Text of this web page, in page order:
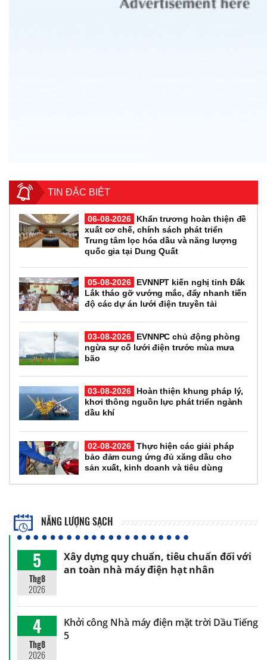
TIN ĐẶC BIỆT
06-08-2026
Khẩn trương hoàn thiện đề
xuất cơ chế, chính sách phát triển
Trung tâm lọc hóa dầu và năng lượng
quốc gia tại Dung Quất
05-08-2026
EVNNPT kiến nghị tỉnh Đắk
Lắk tháo gỡ vướng mắc, đẩy nhanh tiến
độ các dự án lưới điện truyền tải
03-08-2026
EVNNPC chủ động phòng
ngừa sự cố lưới điện trước mùa mưa
bão
03-08-2026
Hoàn thiện khung pháp lý,
khơi thông nguồn lực phát triển ngành
dầu khí
02-08-2026 Thực hiện các giải pháp
bảo đảm cung ứng đủ xăng dầu cho
sản xuất, kinh doanh và tiêu dùng
NĂNG LƯỢNG SẠCH
5
Thg8
2026
Xây dựng quy chuẩn, tiêu chuẩn đối với
an toàn nhà máy điện hạt nhân
4
Thg8
2026
Khởi công Nhà máy điện mặt trời Dầu Tiếng
5